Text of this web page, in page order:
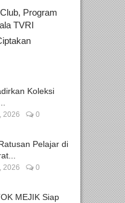
Program
TVRI
Koleksi
2026 0
Pelajar di
2026 0
MEJIK Siap